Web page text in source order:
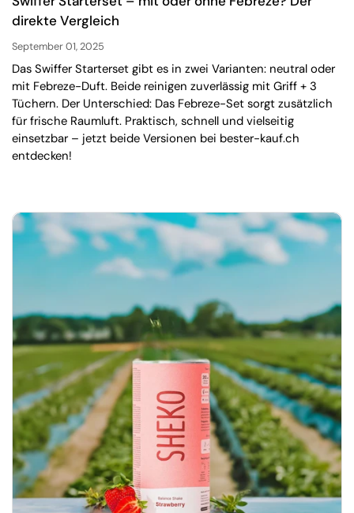
direkte Vergleich
September 01, 2025
Das Swiffer Starterset gibt es in zwei Varianten: neutral oder
mit Febreze-Duft. Beide reinigen zuverlässig mit Griff + 3
Tüchern. Der Unterschied: Das Febreze-Set sorgt zusätzlich
für frische Raumluft. Praktisch, schnell und vielseitig
einsetzbar – jetzt beide Versionen bei bester-kauf.ch
entdecken!